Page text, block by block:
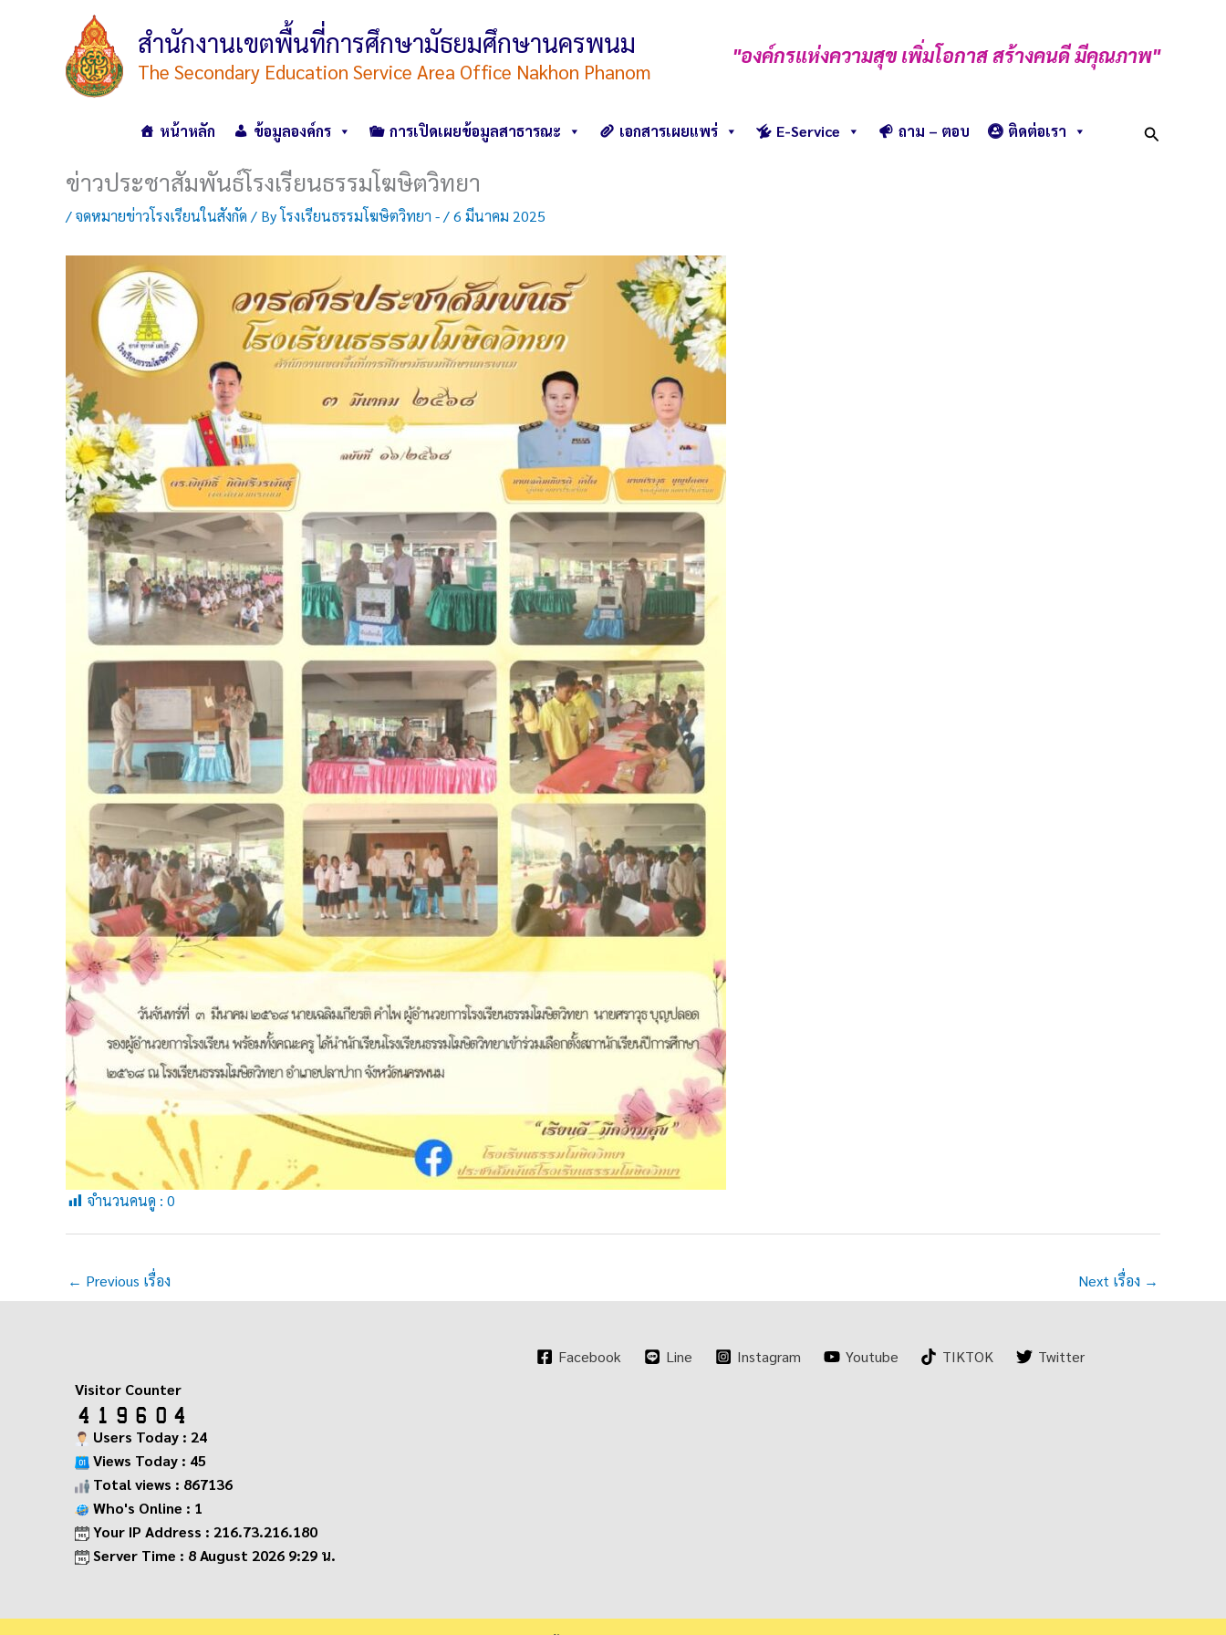
สำนักงานเขตพื้นที่การศึกษามัธยมศึกษานครพนม
The Secondary Education Service Area Office Nakhon Phanom
"องค์กรแห่งความสุข เพิ่มโอกาส สร้างคนดี มีคุณภาพ"
หน้าหลัก ข้อมูลองค์กร การเปิดเผยข้อมูลสาธารณะ เอกสารเผยแพร่ E-Service ถาม – ตอบ ติดต่อเรา Search
ข่าวประชาสัมพันธ์โรงเรียนธรรมโฆษิตวิทยา
/จดหมายข่าวโรงเรียนในสังกัด / Byโรงเรียนธรรมโฆษิตวิทยา -/6 มีนาคม 2025
จำนวนคนดู : 0
← Previous เรื่อง Next เรื่อง →
Visitor Counter
Users Today : 24
Views Today : 45
Total views : 867136
Who's Online : 1
Your IP Address : 216.73.216.180
Server Time : 8 August 2026 9:29 น.
Facebook Line Instagram Youtube TIKTOK Twitter